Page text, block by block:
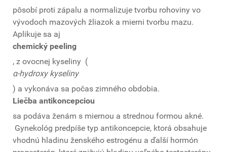
pôsobí proti zápalu a normalizuje tvorbu rohoviny vo
vývodoch mazových žliazok a mierni tvorbu mazu.
Aplikuje sa aj
chemický peeling
, z ovocnej kyseliny (
α-hydroxy kyseliny
) a vykonáva sa počas zimného obdobia.
Liečba antikoncepciou
sa podáva ženám s miernou a strednou formou akné.
Gynekológ predpíše typ antikoncepcie, ktorá obsahuje
vhodnú hladinu ženského estrogénu a ďalší hormón